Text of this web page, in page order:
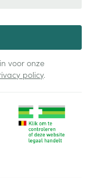
voor onze
policy.